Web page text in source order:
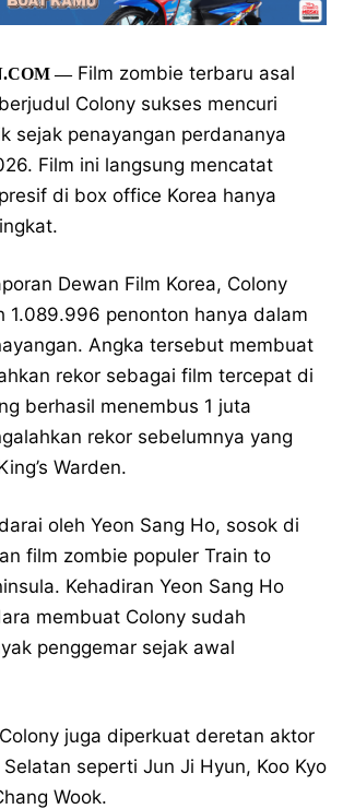
—Film zombie terbaru asal
Colony sukses mencuri
sejak penayangan perdananya
Film ini langsung mencatat
di box office Korea hanya
Dewan Film Korea, Colony
1.089.996 penonton hanya dalam
Angka tersebut membuat
rekor sebagai film tercepat di
berhasil menembus 1 juta
rekor sebelumnya yang
Warden.
oleh Yeon Sang Ho, sosok di
film zombie populer Train to
Kehadiran Yeon Sang Ho
membuat Colony sudah
penggemar sejak awal
juga diperkuat deretan aktor
seperti Jun Ji Hyun, Koo Kyo
Wook.